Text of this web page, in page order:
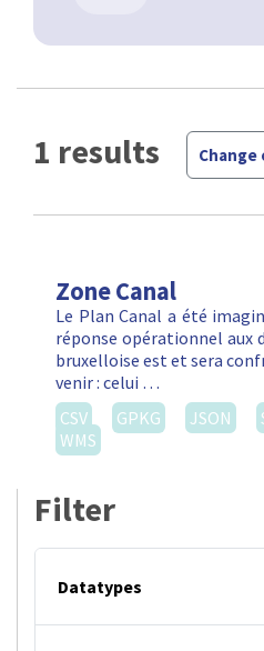
1 results Change
Zone Canal
Le Plan Canal a été
réponse opérationnel aux
bruxelloise est et sera
venir : celui …
CSV
GPKG JSON
WMS
Filter
Datatypes